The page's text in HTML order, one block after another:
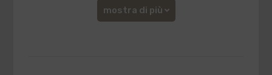
mostra di più